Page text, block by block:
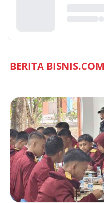
BERITA BISNIS.COM